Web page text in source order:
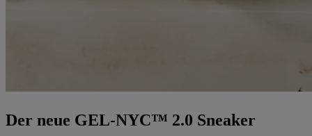
Der neue GEL-NYC™ 2.0 Sneaker